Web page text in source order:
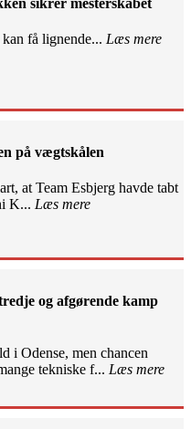
få lignende... Læs mere
på vægtskålen
at Team Esbjerg havde tabt
K... Læs mere
og afgørende kamp
i Odense, men chancen
tekniske f... Læs mere